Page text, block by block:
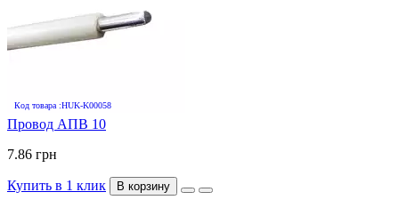
Код товара :HUK-K00058
Провод АПВ 10
7.86 грн
Купить в 1 клик В корзину